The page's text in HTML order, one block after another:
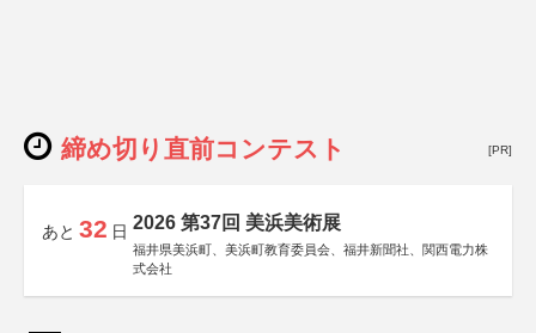
締め切り直前コンテスト [PR]
あと 32 日 2026 第37回 美浜美術展
福井県美浜町、美浜町教育委員会、福井新聞社、関西電力株
式会社